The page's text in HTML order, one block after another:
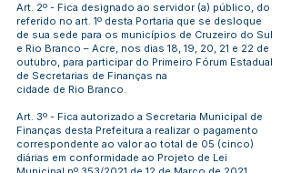
Art. 2º - Fica designado ao servidor (a) público, do
referido no art. 1º desta Portaria que se desloque
de sua sede para os municípios de Cruzeiro do Sul
e Rio Branco – Acre, nos dias 18, 19, 20, 21 e 22 de
outubro, para participar do Primeiro Fórum Estadual
de Secretarias de Finanças na
cidade de Rio Branco.
Art. 3º - Fica autorizado a Secretaria Municipal de
Finanças desta Prefeitura a realizar o pagamento
correspondente ao valor ao total de 05 (cinco)
diárias em conformidade ao Projeto de Lei